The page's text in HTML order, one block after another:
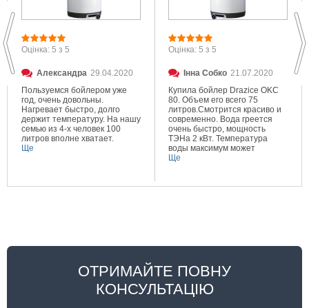
Оцінка: 5 з 5
Александра 29.04.2020
Пользуемся бойлером уже
год, очень довольны.
Нагревает быстро, долго
держит температуру. На нашу
семью из 4-х человек 100
литров вполне хватает.
Ще
Оцінка: 5 з 5
Інна Собко 21.07.2020
Купила бойлер Drazice OKC
80. Объем его всего 75
литров.Смотрится красиво и
современно. Вода греется
очень быстро, мощность
ТЭНа 2 кВт. Температура
воды максимум может
составлять 80 градусов.
Ще
ОТРИМАЙТЕ ПОВНУ
КОНСУЛЬТАЦІЮ